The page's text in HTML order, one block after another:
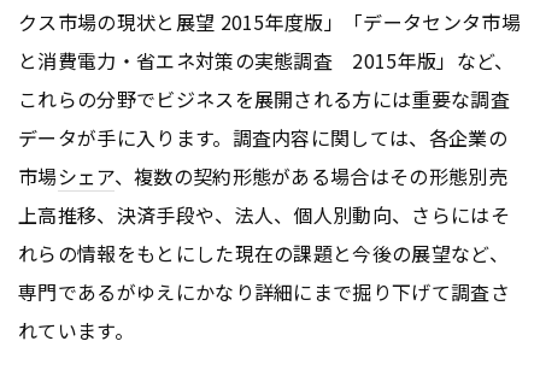
クス市場の現状と展望 2015年度版」「データセンタ市場
と消費電力・省エネ対策の実態調査 2015年版」など、
これらの分野でビジネスを展開される方には重要な調査
データが手に入ります。調査内容に関しては、各企業の
市場シェア、複数の契約形態がある場合はその形態別売
上高推移、決済手段や、法人、個人別動向、さらにはそ
れらの情報をもとにした現在の課題と今後の展望など、
専門であるがゆえにかなり詳細にまで掘り下げて調査さ
れています。